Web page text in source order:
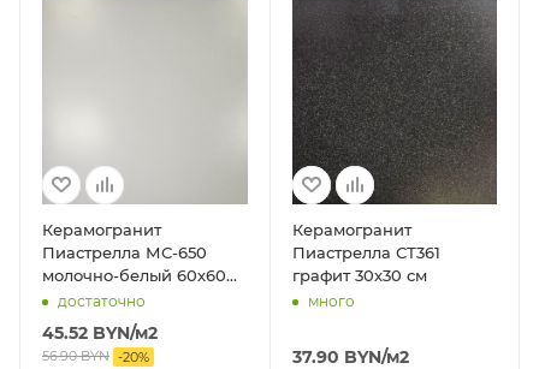
Керамогранит
Пиастрелла МС-650
молочно-белый 60х60
смдостаточно
45.52 BYN/м2
56.90BYN -20%
Керамогранит
Пиастрелла СТ361
графит 30х30 см
много
37.90 BYN/м2